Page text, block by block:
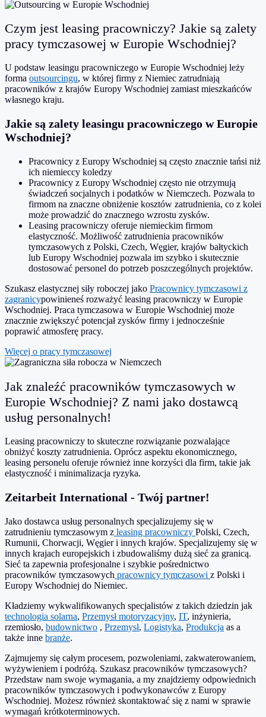
Czym jest leasing pracowniczy? Jakie są zalety
pracy tymczasowej w Europie Wschodniej?
U podstaw leasingu pracowniczego w Europie Wschodniej leży
forma outsourcingu, w której firmy z Niemiec zatrudniają
pracowników z krajów Europy Wschodniej zamiast mieszkańców
własnego kraju.
Jakie są zalety leasingu pracowniczego w Europie
Wschodniej?
Pracownicy z Europy Wschodniej są często znacznie tańsi niż
ich niemieccy koledzy
Pracownicy z Europy Wschodniej często nie otrzymują
świadczeń socjalnych i podatków w Niemczech. Pozwala to
firmom na znaczne obniżenie kosztów zatrudnienia, co z kolei
może prowadzić do znacznego wzrostu zysków.
Leasing pracowniczy oferuje niemieckim firmom
elastyczność. Możliwość zatrudnienia pracowników
tymczasowych z Polski, Czech, Węgier, krajów bałtyckich
lub Europy Wschodniej pozwala im szybko i skutecznie
dostosować personel do potrzeb poszczególnych projektów.
Szukasz elastycznej siły roboczej jako Pracownicy tymczasowi z
zagranicypowinieneś rozważyć leasing pracowniczy w Europie
Wschodniej. Praca tymczasowa w Europie Wschodniej może
znacznie zwiększyć potencjał zysków firmy i jednocześnie
poprawić atmosferę pracy.
Więcej o pracy tymczasowej
Jak znaleźć pracowników tymczasowych w
Europie Wschodniej? Z nami jako dostawcą
usług personalnych!
Leasing pracowniczy to skuteczne rozwiązanie pozwalające
obniżyć koszty zatrudnienia. Oprócz aspektu ekonomicznego,
leasing personelu oferuje również inne korzyści dla firm, takie jak
elastyczność i minimalizacja ryzyka.
Zeitarbeit International - Twój partner!
Jako dostawca usług personalnych specjalizujemy się w
zatrudnieniu tymczasowym z leasing pracowniczy Polski, Czech,
Rumunii, Chorwacji, Węgier i innych krajów. Specjalizujemy się w
innych krajach europejskich i zbudowaliśmy dużą sieć za granicą.
Sieć ta zapewnia profesjonalne i szybkie pośrednictwo
pracowników tymczasowych pracownicy tymczasowi z Polski i
Europy Wschodniej do Niemiec.
Kładziemy wykwalifikowanych specjalistów z takich dziedzin jak
technologia solarna, Przemysł motoryzacyjny, IT, inżynieria,
rzemiosło, budownictwo , Przemysł, Logistyka, Produkcja as a
także inne branże.
Zajmujemy się całym procesem, pozwoleniami, zakwaterowaniem,
wyżywieniem i podróżą. Szukasz pracowników tymczasowych?
Przedstaw nam swoje wymagania, a my znajdziemy odpowiednich
pracowników tymczasowych i podwykonawców z Europy
Wschodniej. Możesz również skontaktować się z nami w sprawie
wymagań krótkoterminowych.